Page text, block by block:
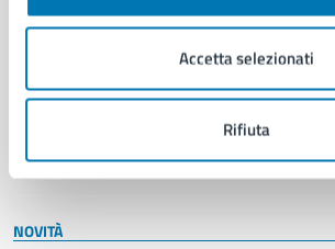
Accetta selezionati
Rifiuta
Educazione e formazione
Giustizia e sicurezza pubblica
Salute, benessere e assistenza
Vita lavorativa
NOVITÀ